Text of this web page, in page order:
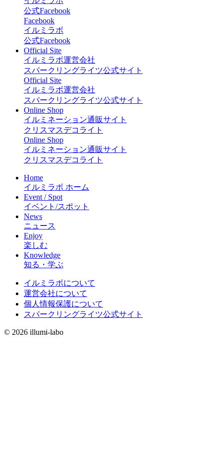
公式Facebook
Facebook
イルミラボ
公式Facebook
Official Site
イルミラボ運営会社
スパークリングライツ公式サイト
Official Site
イルミラボ運営会社
スパークリングライツ公式サイト
Online Shop
イルミネーション通販サイト
クリスマスデコライト
Online Shop
イルミネーション通販サイト
クリスマスデコライト
Home
イルミラボ ホーム
Event / Spot
イベント/スポット
News
ニュース
Enjoy
楽しむ
Knowledge
知る・学ぶ
イルミラボについて
運営会社について
個人情報保護について
スパークリングライツ公式サイト
© 2026 illumi-labo